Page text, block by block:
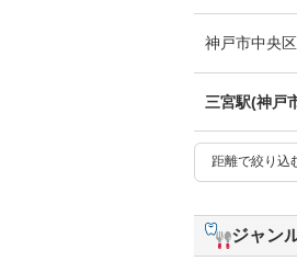
神戸市中央区
三宮駅(神戸
ジャン